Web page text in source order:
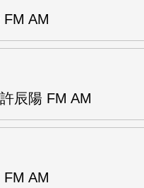
AM
辰陽 FM AM
AM